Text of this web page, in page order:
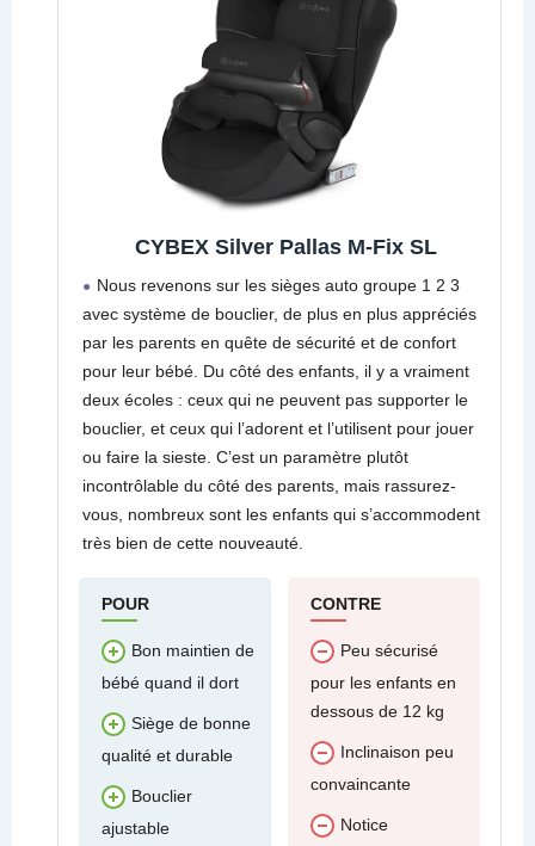
CYBEX Silver Pallas M-Fix SL
Nous revenons sur les sièges auto groupe 1 2 3
avec système de bouclier, de plus en plus appréciés
par les parents en quête de sécurité et de confort
pour leur bébé. Du côté des enfants, il y a vraiment
deux écoles : ceux qui ne peuvent pas supporter le
bouclier, et ceux qui l’adorent et l’utilisent pour jouer
ou faire la sieste. C’est un paramètre plutôt
incontrôlable du côté des parents, mais rassurez-
vous, nombreux sont les enfants qui s’accommodent
très bien de cette nouveauté.
POUR
Bon maintien de
bébé quand il dort
Siège de bonne
qualité et durable
Bouclier
ajustable
CONTRE
Peu sécurisé
pour les enfants en
dessous de 12 kg
Inclinaison peu
convaincante
Notice